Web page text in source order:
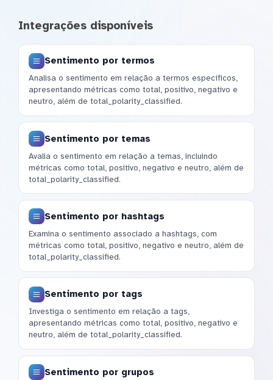
Integrações disponíveis
Sentimento por termos
Analisa o sentimento em relação a termos específicos,
apresentando métricas como total, positivo, negativo e
neutro, além de total_polarity_classified.
Sentimento por temas
Avalia o sentimento em relação a temas, incluindo
métricas como total, positivo, negativo e neutro, além de
total_polarity_classified.
Sentimento por hashtags
Examina o sentimento associado a hashtags, com
métricas como total, positivo, negativo e neutro, além de
total_polarity_classified.
Sentimento por tags
Investiga o sentimento em relação a tags,
apresentando métricas como total, positivo, negativo e
neutro, além de total_polarity_classified.
Sentimento por grupos